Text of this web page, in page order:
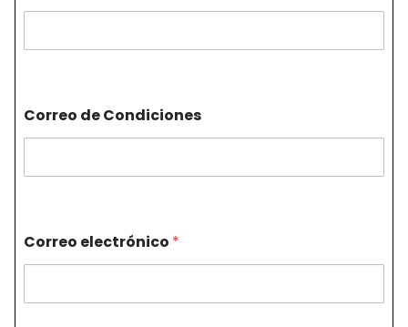
Correo de Condiciones
Correo electrónico *